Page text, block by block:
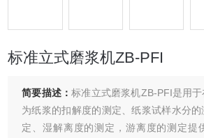
标准立式磨浆机ZB-PFI
简要描述：标准立式磨浆机ZB-PFI是用于
为纸浆的扣解度的测定、纸浆试样水分
定、湿解离度的测定，游离度的测定提